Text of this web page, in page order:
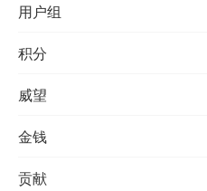
用户组
积分
威望
金钱
贡献